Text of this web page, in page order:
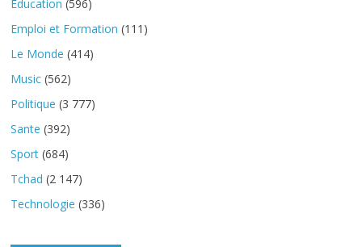
Education (596)
Emploi et Formation (111)
Le Monde (414)
Music (562)
Politique (3 777)
Sante (392)
Sport (684)
Tchad (2 147)
Technologie (336)